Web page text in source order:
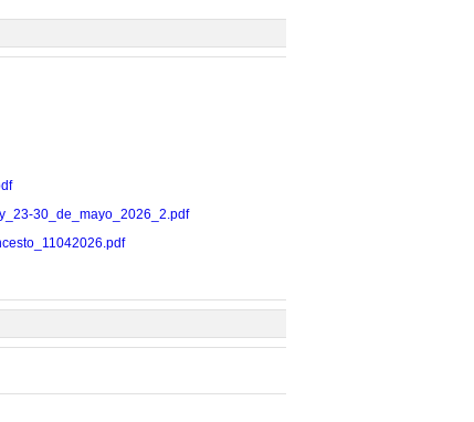
30_de_mayo_2026_2.pdf